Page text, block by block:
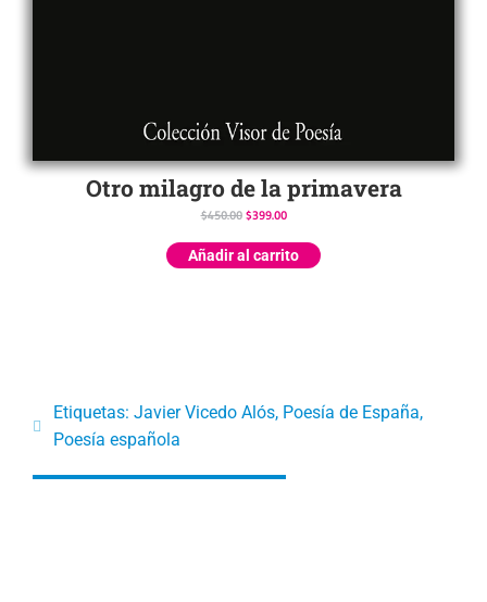
Otro milagro de la primavera
$450.00 $399.00
Añadir al carrito
Etiquetas: Javier Vicedo Alós, Poesía de España,
Poesía española